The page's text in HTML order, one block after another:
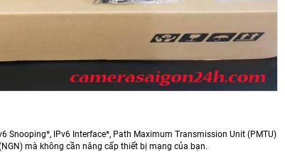
Snooping*, IPv6 Interface*, Path Maximum Transmission Unit (PMTU)
mà không cần nâng cấp thiết bị mạng của bạn.